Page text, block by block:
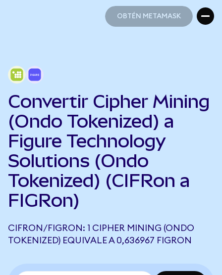
OBTÉN METAMASK
Convertir Cipher Mining
(Ondo Tokenized) a
Figure Technology
Solutions (Ondo
Tokenized) (CIFRon a
FIGRon)
CIFRON/FIGRON: 1 CIPHER MINING (ONDO
TOKENIZED) EQUIVALE A 0,636967 FIGRON